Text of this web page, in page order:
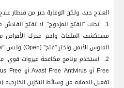
العلاج جيد، ولكن الوقاية خير من قنطار
1.
تجنب "الفتح المزدوج": لا تفتح
مستكشف الملفات واختر محرك الأقراص من
الماوس الأيمن واختر "فتح" (Open) وليس "
2. استخدم برنامج مكافحة فيروات قوي:
Free أوAvast Free Antivirusأو Free
تفعيل الحماية من وسائط التخزين الخارجية (